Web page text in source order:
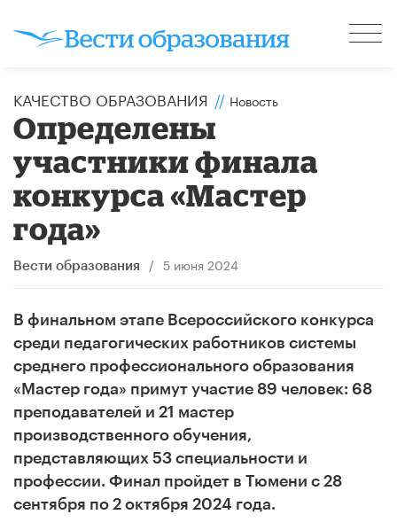
КАЧЕСТВО ОБРАЗОВАНИЯ // Новость
Определены
участники финала
конкурса «Мастер
года»
Вести образования / 5 июня 2024
В финальном этапе Всероссийского конкурса
среди педагогических работников системы
среднего профессионального образования
«Мастер года» примут участие 89 человек: 68
преподавателей и 21 мастер
производственного обучения,
представляющих 53 специальности и
профессии. Финал пройдет в Тюмени с 28
сентября по 2 октября 2024 года.